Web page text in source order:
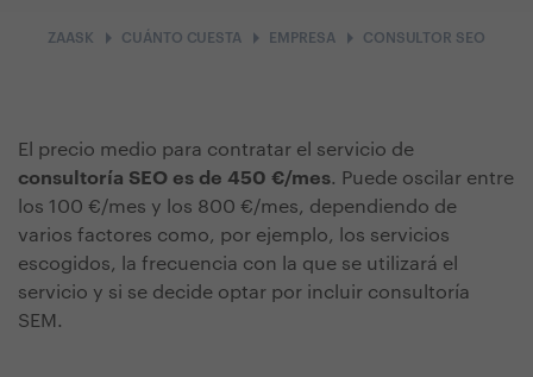
ZAASK arrow_right CUÁNTO CUESTAarrow_right EMPRESAarrow_right CONSULTOR SEO
El precio medio para contratar el servicio de
consultoría SEO es de 450 €/mes. Puede oscilar entre
los 100 €/mes y los 800 €/mes, dependiendo de
varios factores como, por ejemplo, los servicios
escogidos, la frecuencia con la que se utilizará el
servicio y si se decide optar por incluir consultoría
SEM.